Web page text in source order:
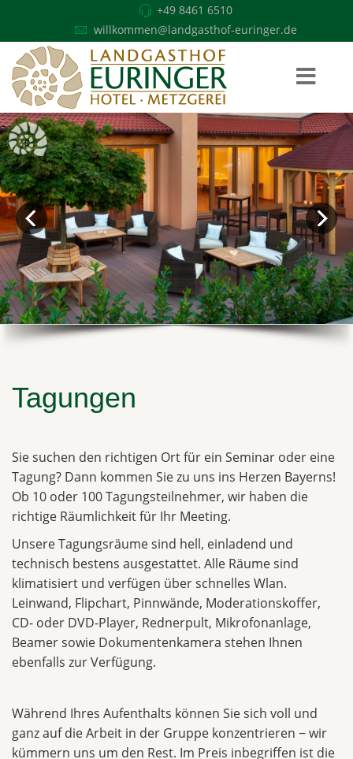
+49 8461 6510
willkommen@landgasthof-euringer.de
Tagungen
Sie suchen den richtigen Ort für ein Seminar oder eine
Tagung? Dann kommen Sie zu uns ins Herzen Bayerns!
Ob 10 oder 100 Tagungsteilnehmer, wir haben die
richtige Räumlichkeit für Ihr Meeting.
Unsere Tagungsräume sind hell, einladend und
technisch bestens ausgestattet. Alle Räume sind
klimatisiert und verfügen über schnelles Wlan.
Leinwand, Flipchart, Pinnwände, Moderationskoffer,
CD- oder DVD-Player, Rednerpult, Mikrofonanlage,
Beamer sowie Dokumentenkamera stehen Ihnen
ebenfalls zur Verfügung.
Während Ihres Aufenthalts können Sie sich voll und
ganz auf die Arbeit in der Gruppe konzentrieren − wir
kümmern uns um den Rest. Im Preis inbegriffen ist die